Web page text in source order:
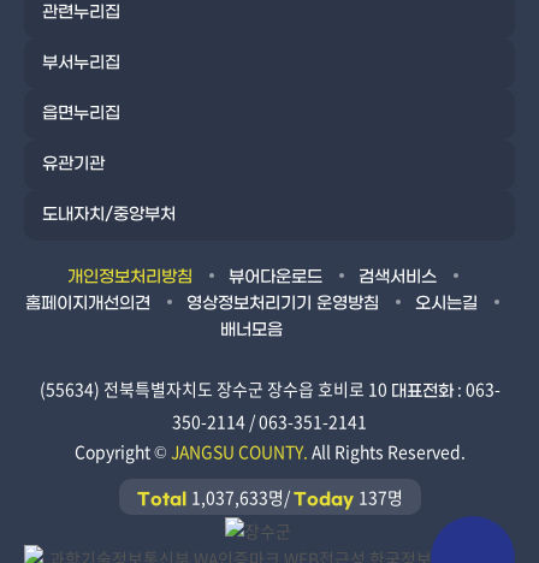
관련누리집
부서누리집
읍면누리집
유관기관
도내자치/중앙부처
개인정보처리방침 뷰어다운로드
검색서비스
홈페이지개선의견
영상정보처리기기 운영방침
오시는길
배너모음
(55634) 전북특별자치도 장수군 장수읍 호비로 10 대표전화: 063-
350-2114 / 063-351-2141
Copyright © JANGSU COUNTY. All Rights Reserved.
Total 1,037,633명/Today 137명